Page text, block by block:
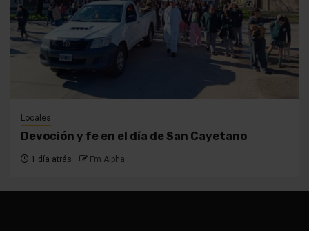
Locales
Devoción y fe en el día de San Cayetano
1 día atrás Fm Alpha